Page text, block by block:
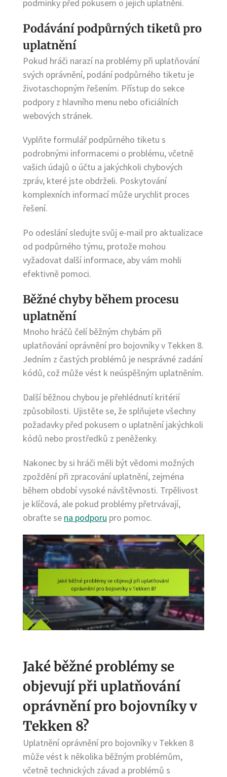
podmínky před pokusem o jejich uplatnění.
Podávání podpůrných tiketů pro
uplatnění
Pokud hráči narazí na problémy při uplatňování
svých oprávnění, podání podpůrného tiketu je
životaschopným řešením. Přístup do sekce
podpory z hlavního menu nebo oficiálních
webových stránek.
Vyplňte formulář podpůrného tiketu s
podrobnými informacemi o problému, včetně
vašich údajů o účtu a jakýchkoli chybových
zpráv, které jste obdrželi. Poskytování
komplexních informací může urychlit proces
řešení.
Po odeslání sledujte svůj e-mail pro aktualizace
od podpůrného týmu, protože mohou
vyžadovat další informace, aby vám mohli
efektivně pomoci.
Běžné chyby během procesu
uplatnění
Mnoho hráčů čelí běžným chybám při
uplatňování oprávnění pro bojovníky v Tekken 8.
Jedním z častých problémů je nesprávné zadání
kódů, což může vést k neúspěšným uplatněním.
Další běžnou chybou je přehlédnutí kritérií
způsobilosti. Ujistěte se, že splňujete všechny
požadavky před pokusem o uplatnění jakýchkoli
kódů nebo prostředků z peněženky.
Nakonec by si hráči měli být vědomi možných
zpoždění při zpracování uplatnění, zejména
během období vysoké návštěvnosti. Trpělivost
je klíčová, ale pokud problémy přetrvávají,
obraťte se na podporu pro pomoc.
Jaké běžné problémy se
objevují při uplatňování
oprávnění pro bojovníky v
Tekken 8?
Uplatnění oprávnění pro bojovníky v Tekken 8
může vést k několika běžným problémům,
včetně technických závad a problémů s